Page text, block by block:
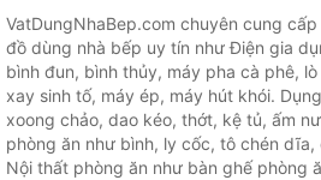
VatDungNhaBep.com chuyên cung
đồ dùng nhà bếp uy tín như Điện gia
bình đun, bình thủy, máy pha cà phê,
xay sinh tố, máy ép, máy hút khói.
xoong chảo, dao kéo, thớt, kệ tủ, ấm
phòng ăn như bình, ly cốc, tô chén dĩa,
Nội thất phòng ăn như bàn ghế phòng